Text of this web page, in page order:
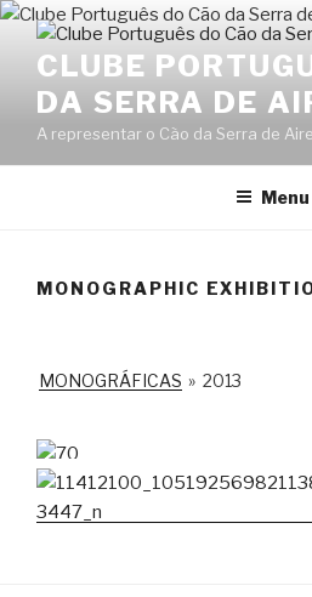
Skip
contentCLUBE
DA SERRA DE
A representar o Cão da Serra de
Menu
MONOGRAPHIC
MONOGRÁFICAS » 2013